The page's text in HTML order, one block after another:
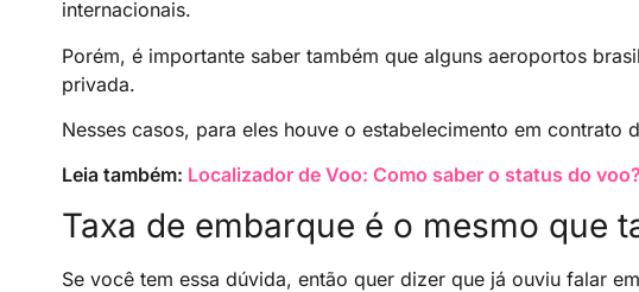
internacionais.
Porém, é importante saber também que alguns aeroportos
privada.
Nesses casos, para eles houve o estabelecimento em contrato
Leia também: Localizador de Voo: Como saber o status do voo?
Taxa de embarque é o mesmo que
Se você tem essa dúvida, então quer dizer que já ouviu falar